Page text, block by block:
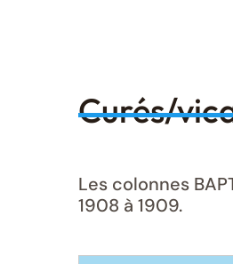
Curés/
Les colonnes
1908 à 1909.